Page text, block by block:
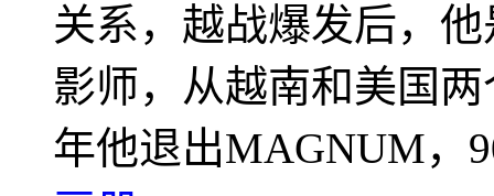
关系，越战爆发后，
影师，从越南和美国
年他退出MAGNUM，